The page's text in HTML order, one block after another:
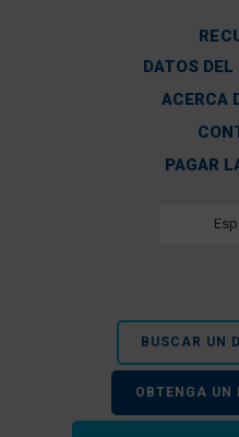
DATOS DEL
ACERCA
PAGAR
BUSCAR UN
OBTENGA UN